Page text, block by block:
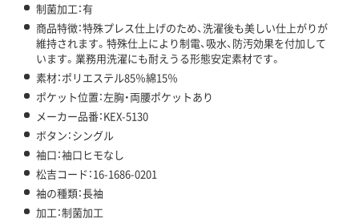
制菌加工：有
商品特徴：特殊プレス仕上げのため、洗濯後も美しい仕上がりが
維持されます。特殊仕上により制電、吸水、防汚効果を付加して
います。業務用洗濯にも耐えうる形態安定素材です。
素材：ポリエステル85％綿15％
ポケット位置：左胸・両腰ポケットあり
メーカー品番：KEX-5130
ボタン：シングル
袖口：袖口ヒモなし
松吉コード：16-1686-0201
袖の種類：長袖
加工：制菌加工